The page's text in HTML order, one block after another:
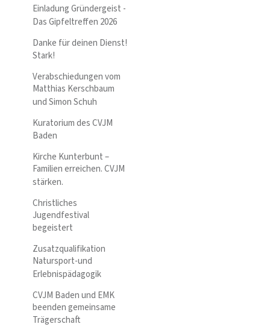
Einladung Gründergeist -
Das Gipfeltreffen 2026
Danke für deinen Dienst!
Stark!
Verabschiedungen vom
Matthias Kerschbaum
und Simon Schuh
Kuratorium des CVJM
Baden
Kirche Kunterbunt –
Familien erreichen. CVJM
stärken.
Christliches
Jugendfestival
begeistert
Zusatzqualifikation
Natursport-und
Erlebnispädagogik
CVJM Baden und EMK
beenden gemeinsame
Trägerschaft